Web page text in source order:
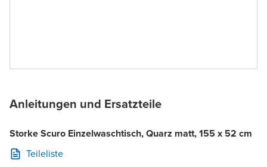
Anleitungen und Ersatzteile
Storke Scuro Einzelwaschtisch, Quarz matt, 155 x 52 cm
Teileliste